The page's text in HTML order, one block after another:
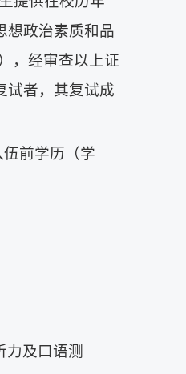
想政治素质和品
，经审查以上证
试者，其复试成
前学历（学
力及口语测